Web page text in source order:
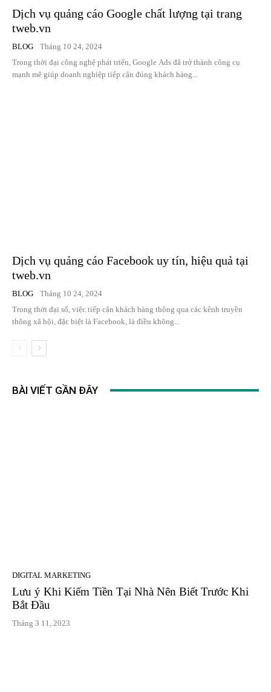
Dịch vụ quảng cáo Google chất lượng tại trang
tweb.vn
BLOG
Tháng 10 24, 2024
Trong thời đại công nghệ phát triển, Google Ads đã trở thành công cụ
mạnh mẽ giúp doanh nghiệp tiếp cận đúng khách hàng...
Dịch vụ quảng cáo Facebook uy tín, hiệu quả tại
tweb.vn
BLOG
Tháng 10 24, 2024
Trong thời đại số, việc tiếp cận khách hàng thông qua các kênh truyền
thông xã hội, đặc biệt là Facebook, là điều không...
BÀI VIẾT GẦN ĐÂY
DIGITAL MARKETING
Lưu ý Khi Kiếm Tiền Tại Nhà Nên Biết Trước Khi
Bắt Đầu
Tháng 3 11, 2023